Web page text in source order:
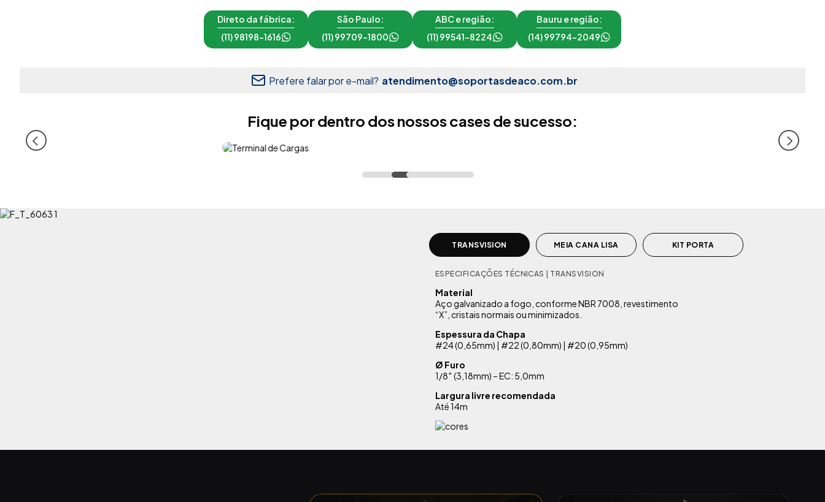
Direto da fábrica:
(11) 98198-1616
São Paulo:
(11) 99709-1800
ABC e região:
(11) 99541-8224
Bauru e região:
(14) 99794-2049
Prefere falar por e-mail? atendimento@soportasdeaco.com.br
Fique por dentro dos nossos cases de sucesso:
TRANSVISION MEIA CANA LISA KIT PORTA
ESPECIFICAÇÕES TÉCNICAS | TRANSVISION
Material
Aço galvanizado a fogo, conforme NBR 7008, revestimento
“X”, cristais normais ou minimizados.
Espessura da Chapa
#24 (0,65mm) | #22 (0,80mm) | #20 (0,95mm)
Ø Furo
1/8″ (3,18mm) – EC: 5,0mm
Largura livre recomendada
Até 14m